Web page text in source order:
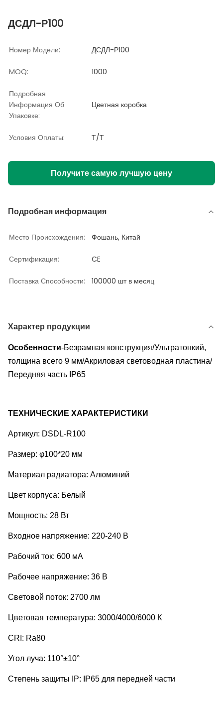
ДСДЛ-Р100
Номер Модели: ДСДЛ-Р100
MOQ: 1000
Подробная
Информация Об
Упаковке:
Цветная коробка
Условия Оплаты: Т/Т
Получите самую лучшую цену
Подробная информация
Место Происхождения: Фошань, Китай
Сертификация: CE
Поставка Способности: 100000 шт в месяц
Характер продукции
Особенности-Безрамная конструкция/Ультратонкий,
толщина всего 9 мм/Акриловая световодная пластина/
Передняя часть IP65
ТЕХНИЧЕСКИЕ ХАРАКТЕРИСТИКИ
Артикул: DSDL-R100
Размер: φ100*20 мм
Материал радиатора: Алюминий
Цвет корпуса: Белый
Мощность: 28 Вт
Входное напряжение: 220-240 В
Рабочий ток: 600 мА
Рабочее напряжение: 36 В
Световой поток: 2700 лм
Цветовая температура: 3000/4000/6000 К
CRI: Ra80
Угол луча: 110°±10°
Степень защиты IP: IP65 для передней части